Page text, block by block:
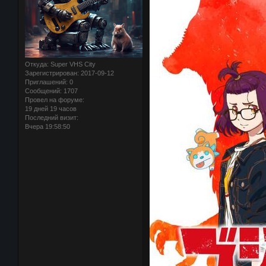
Откуда: Super VHS City
Зарегистрирован: 2017-09-12
Приглашений: 0
Сообщений: 1707
Провел на форуме:
19 дней 19 часов
Последний визит:
Вчера 19:58:50